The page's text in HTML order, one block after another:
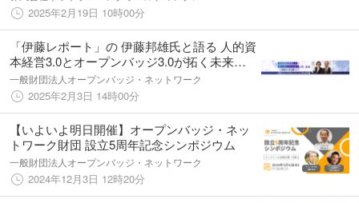
2025年2月19日 10時00分
「伊藤レポート」の 伊藤邦雄氏と語る 人的資
本経営3.0とオープンバッジ3.0が拓く未来～
人材戦略の最前線2025～
一般財団法人オープンバッジ・ネットワーク
2025年2月3日 14時00分
【いよいよ明日開催】オープンバッジ・ネッ
トワーク財団 設立5周年記念シンポジウム
一般財団法人オープンバッジ・ネットワーク
2024年12月3日 12時20分